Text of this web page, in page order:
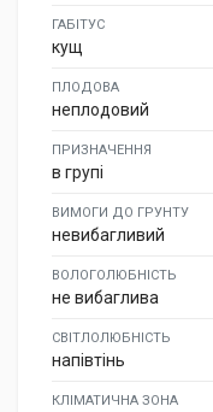
ГАБІТУС
кущ
ПЛОДОВА
неплодовий
ПРИЗНАЧЕННЯ
в групі
ВИМОГИ ДО ГРУНТУ
невибагливий
ВОЛОГОЛЮБНІСТЬ
не вибаглива
СВІТЛОЛЮБНІСТЬ
напівтінь
КЛІМАТИЧНА ЗОНА